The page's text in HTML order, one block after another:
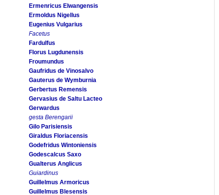
Ermenricus Elwangensis
Ermoldus Nigellus
Eugenius Vulgarius
Facetus
Fardulfus
Florus Lugdunensis
Froumundus
Gaufridus de Vinosalvo
Gauterus de Wymburnia
Gerbertus Remensis
Gervasius de Saltu Lacteo
Gerwardus
gesta Berengarii
Gilo Parisiensis
Giraldus Floriacensis
Godefridus Wintoniensis
Godescalcus Saxo
Gualterus Anglicus
Guiardinus
Guillelmus Armoricus
Guillelmus Blesensis